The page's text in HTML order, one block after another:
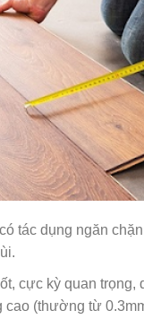
tác dụng ngăn
cực kỳ quan trọng,
(thường từ